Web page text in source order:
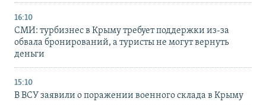
16:10
СМИ: турбизнес в Крыму требует поддержки из-за
обвала бронирований, а туристы не могут вернуть
деньги
15:10
В ВСУ заявили о поражении военного склада в Крыму